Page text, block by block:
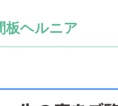
板ヘルニア